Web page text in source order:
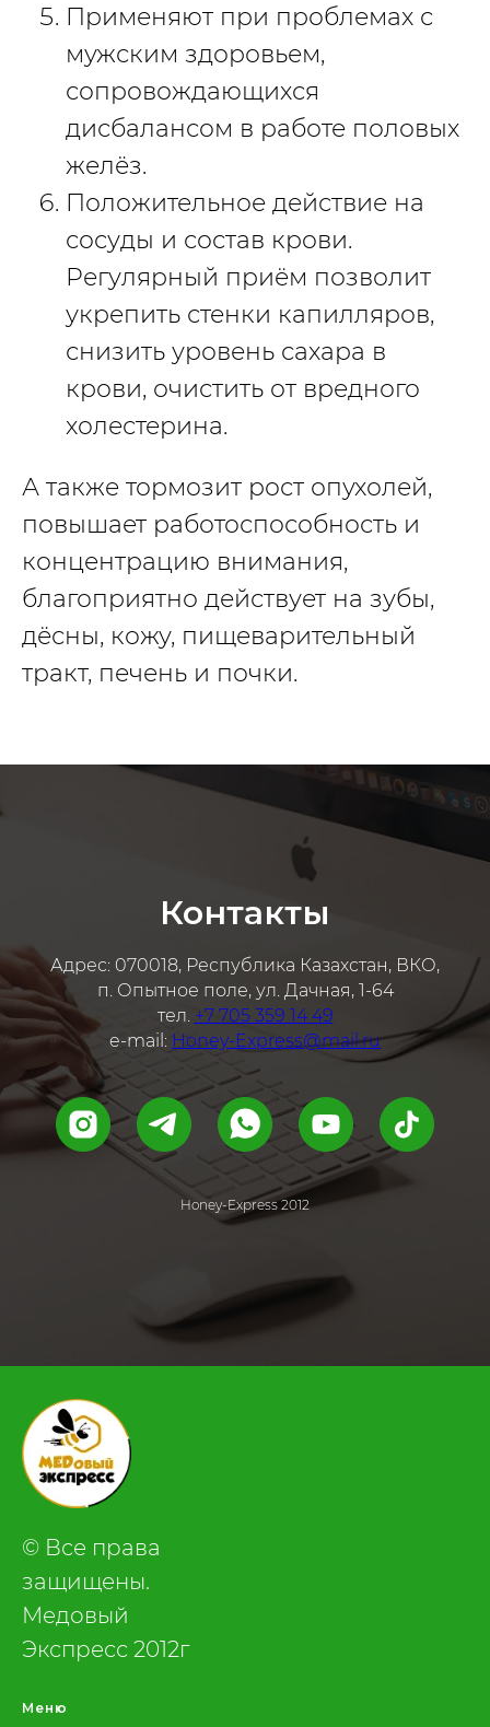
Применяют при проблемах с
мужским здоровьем,
сопровождающихся
дисбалансом в работе половых
желёз.
Положительное действие на
сосуды и состав крови.
Регулярный приём позволит
укрепить стенки капилляров,
снизить уровень сахара в
крови, очистить от вредного
холестерина.
А также тормозит рост опухолей,
повышает работоспособность и
концентрацию внимания,
благоприятно действует на зубы,
дёсны, кожу, пищеварительный
тракт, печень и почки.
Контакты
Адрес: 070018, Республика Казахстан, ВКО,
п. Опытное поле, ул. Дачная, 1-64
тел. +7 705 359 14 49
e-mail: Honey-Express@mail.ru
Honey-Express 2012
© Все права
защищены.
Медовый
Экспресс 2012г
Меню